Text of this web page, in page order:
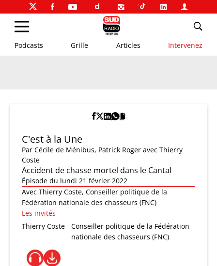
Podcasts Grille Articles Intervenez
C'est à la Une
Par Cécile de Ménibus, Patrick Roger avec Thierry
Coste
Accident de chasse mortel dans le Cantal
Épisode du lundi 21 février 2022
Avec Thierry Coste, Conseiller politique de la
Fédération nationale des chasseurs (FNC)
Les invités
Thierry Coste
Conseiller politique de la Fédération
nationale des chasseurs (FNC)